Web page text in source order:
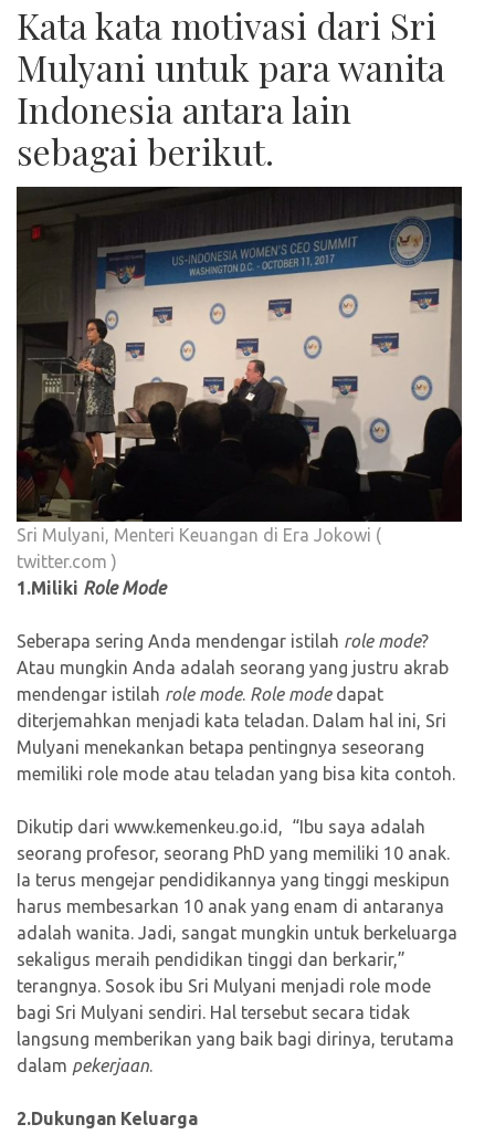
Kata kata motivasi dari Sri
Mulyani untuk para wanita
Indonesia antara lain
sebagai berikut.
Sri Mulyani, Menteri Keuangan di Era Jokowi (
twitter.com )
1.Miliki Role Mode
Seberapa sering Anda mendengar istilah role mode?
Atau mungkin Anda adalah seorang yang justru akrab
mendengar istilah role mode. Role modedapat
diterjemahkan menjadi kata teladan. Dalam hal ini, Sri
Mulyani menekankan betapa pentingnya seseorang
memiliki role mode atau teladan yang bisa kita contoh.
Dikutip dari www.kemenkeu.go.id, “Ibu saya adalah
seorang profesor, seorang PhD yang memiliki 10 anak.
Ia terus mengejar pendidikannya yang tinggi meskipun
harus membesarkan 10 anak yang enam di antaranya
adalah wanita. Jadi, sangat mungkin untuk berkeluarga
sekaligus meraih pendidikan tinggi dan berkarir,”
terangnya. Sosok ibu Sri Mulyani menjadi role mode
bagi Sri Mulyani sendiri. Hal tersebut secara tidak
langsung memberikan yang baik bagi dirinya, terutama
dalam pekerjaan.
2.Dukungan Keluarga